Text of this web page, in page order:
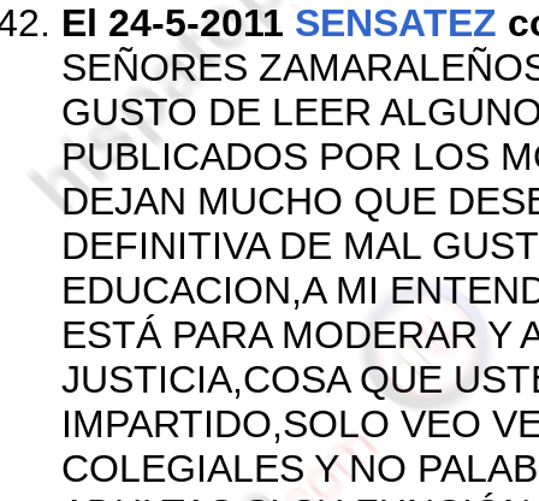
El 24-5-2011 SENSATEZ
SEÑORES
GUSTO DE LEER
PUBLICADOS POR LOS
DEJAN MUCHO QUE
DEFINITIVA DE MAL
EDUCACION,A MI
ESTÁ PARA MODERAR Y
JUSTICIA,COSA QUE
IMPARTIDO,SOLO VEO
COLEGIALES Y NO